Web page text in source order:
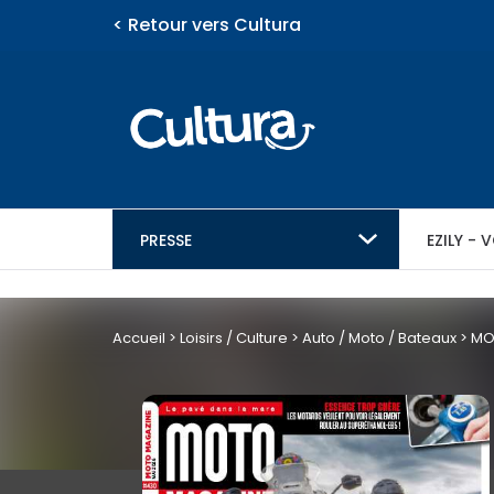
< Retour vers Cultura
PRESSE EZILY -
eZily - Votre Kiosque
Féminins / Santé
Jeunesse
eZily -
numérique
Actualités
Enfants -
Auto /
Video
Accueil > Loisirs / Culture > Auto / Moto / Bateaux >
Vous